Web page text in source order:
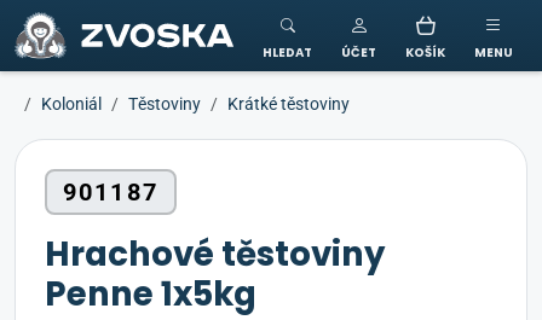
ZVOSKA
HLEDAT ÚČET KOŠÍK MENU
Koloniál Těstoviny Krátké těstoviny
901187
Hrachové těstoviny
Penne 1x5kg